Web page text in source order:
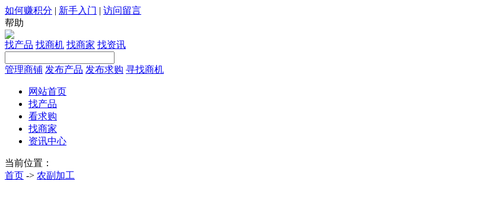
如何赚积分 | 新手入门 | 访问留言
帮助
找产品 找商机 找商家 找资讯
管理商铺 发布产品 发布求购 寻找商机
网站首页
找产品
看求购
找商家
资讯中心
当前位置：
首页 -> 农副加工